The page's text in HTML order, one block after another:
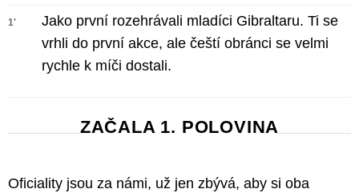
1'
Jako první rozehrávali mladíci Gibraltaru. Ti se
vrhli do první akce, ale čeští obránci se velmi
rychle k míči dostali.
ZAČALA 1. POLOVINA
Oficiality jsou za námi, už jen zbývá, aby si oba